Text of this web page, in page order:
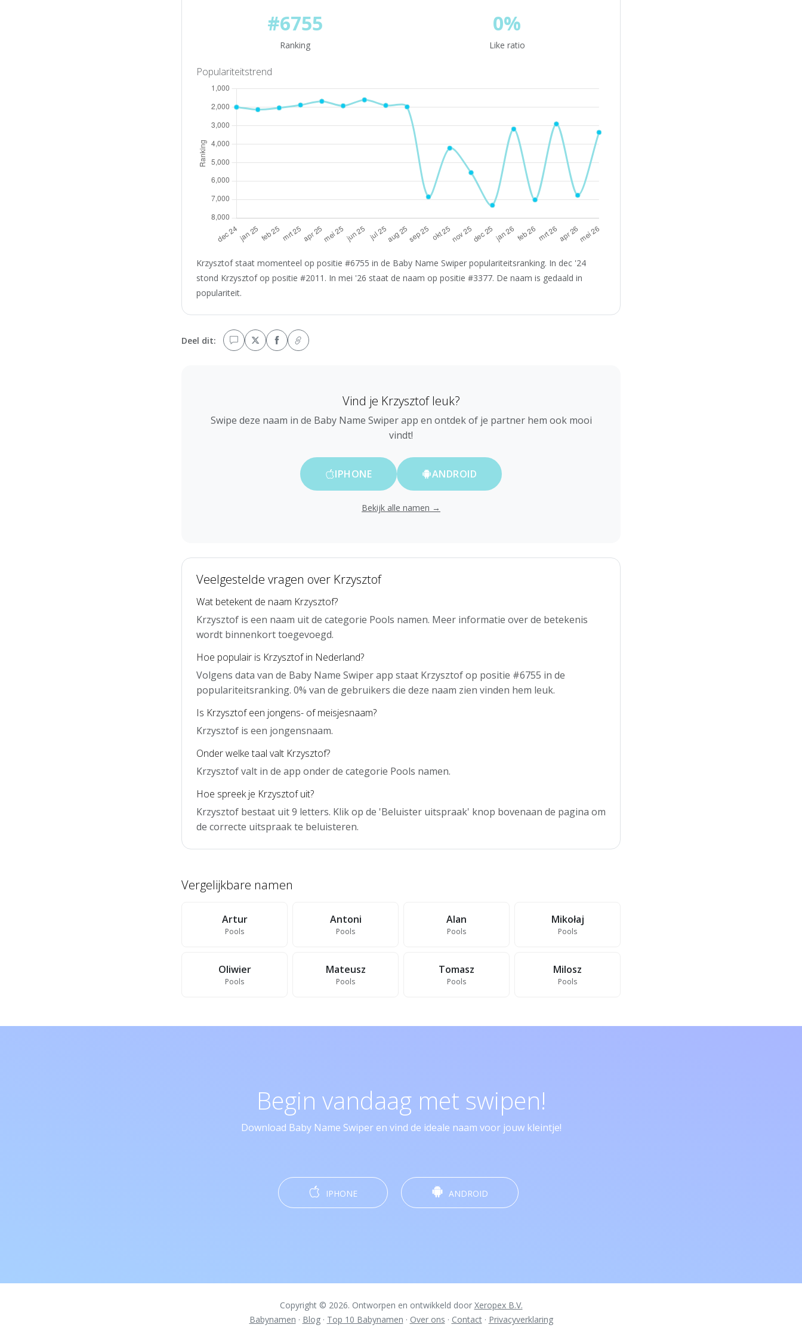
#6755
Ranking
0%
Like ratio
Populariteitstrend
Krzysztof staat momenteel op positie #6755 in de Baby Name Swiper populariteitsranking. In dec '24
stond Krzysztof op positie #2011. In mei '26 staat de naam op positie #3377. De naam is gedaald in
populariteit.
Deel dit:
Vind je Krzysztof leuk?
Swipe deze naam in de Baby Name Swiper app en ontdek of je partner hem ook mooi
vindt!
IPHONE ANDROID
Bekijk alle namen →
Veelgestelde vragen over Krzysztof
Wat betekent de naam Krzysztof?
Krzysztof is een naam uit de categorie Pools namen. Meer informatie over de betekenis
wordt binnenkort toegevoegd.
Hoe populair is Krzysztof in Nederland?
Volgens data van de Baby Name Swiper app staat Krzysztof op positie #6755 in de
populariteitsranking. 0% van de gebruikers die deze naam zien vinden hem leuk.
Is Krzysztof een jongens- of meisjesnaam?
Krzysztof is een jongensnaam.
Onder welke taal valt Krzysztof?
Krzysztof valt in de app onder de categorie Pools namen.
Hoe spreek je Krzysztof uit?
Krzysztof bestaat uit 9 letters. Klik op de 'Beluister uitspraak' knop bovenaan de pagina om
de correcte uitspraak te beluisteren.
Vergelijkbare namen
Artur
Pools
Antoni
Pools
Alan
Pools
Mikołaj
Pools
Oliwier
Pools
Mateusz
Pools
Tomasz
Pools
Milosz
Pools
Begin vandaag met swipen!
Download Baby Name Swiper en vind de ideale naam voor jouw kleintje!
IPHONE ANDROID
Copyright © 2026. Ontworpen en ontwikkeld door Xeropex B.V.
Babynamen · Blog· Top 10 Babynamen · Over ons · Contact· Privacyverklaring